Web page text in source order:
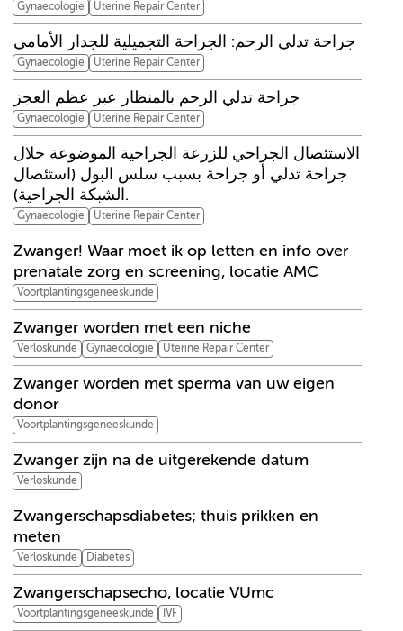
Gynaecologie Uterine Repair Center
جراحة تدلي الرحم: الجراحة التجميلية للجدار الأمامي
Gynaecologie Uterine Repair Center
جراحة تدلي الرحم بالمنظار عبر عظم العجز
Gynaecologie Uterine Repair Center
الاستئصال الجراحي للزرعة الجراحية الموضوعة خلال
جراحة تدلي أو جراحة بسبب سلس البول (استئصال
الشبكة الجراحية).
Gynaecologie Uterine Repair Center
Zwanger! Waar moet ik op letten en info over
prenatale zorg en screening, locatie AMC
Voortplantingsgeneeskunde
Zwanger worden met een niche
Verloskunde Gynaecologie Uterine Repair Center
Zwanger worden met sperma van uw eigen
donor
Voortplantingsgeneeskunde
Zwanger zijn na de uitgerekende datum
Verloskunde
Zwangerschapsdiabetes; thuis prikken en
meten
Verloskunde Diabetes
Zwangerschapsecho, locatie VUmc
Voortplantingsgeneeskunde IVF